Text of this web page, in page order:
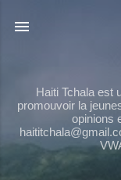
Haiti Tchala est
promouvoir la
opinions